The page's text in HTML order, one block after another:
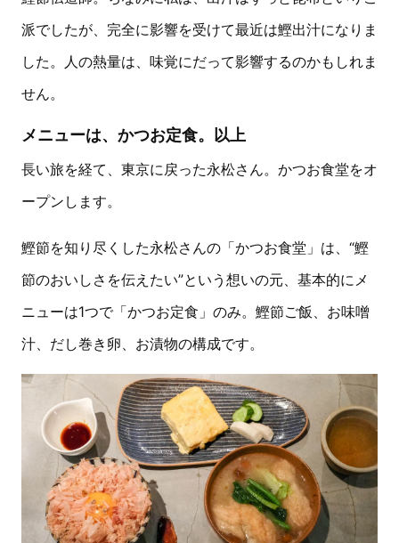
派でしたが、完全に影響を受けて最近は鰹出汁になりま
した。人の熱量は、味覚にだって影響するのかもしれま
せん。
メニューは、かつお定食。以上
長い旅を経て、東京に戻った永松さん。かつお食堂をオ
ープンします。
鰹節を知り尽くした永松さんの「かつお食堂」は、“鰹
節のおいしさを伝えたい”という想いの元、基本的にメ
ニューは1つで「かつお定食」のみ。鰹節ご飯、お味噌
汁、だし巻き卵、お漬物の構成です。